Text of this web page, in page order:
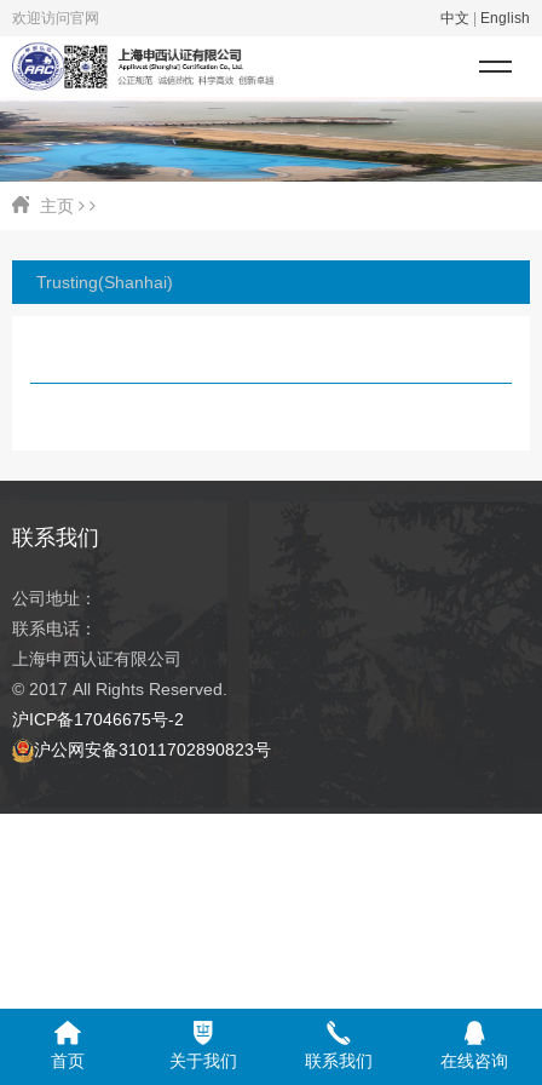
欢迎访问官网 中文 English
主页
Trusting(Shanhai)
联系我们
公司地址：
联系电话：
上海申西认证有限公司
© 2017 All Rights Reserved.
沪ICP备17046675号-2
沪公网安备31011702890823号
首页 关于我们 联系我们 在线咨询